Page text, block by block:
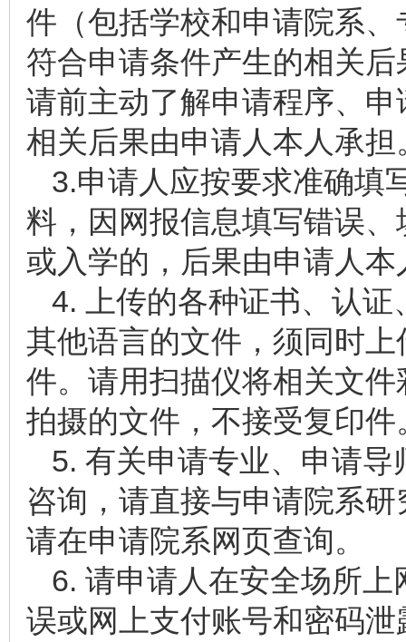
件（包括学校和申请院系
符合申请条件产生的相关
请前主动了解申请程序、
相关后果由申请人本人承担
3.申请人应按要求准确填
料，因网报信息填写错误
或入学的，后果由申请人本
4. 上传的各种证书、认
其他语言的文件，须同时
件。请用扫描仪将相关文
拍摄的文件，不接受复印件
5. 有关申请专业、申请
咨询，请直接与申请院系
请在申请院系网页查询。
6. 请申请人在安全场所
误或网上支付账号和密码